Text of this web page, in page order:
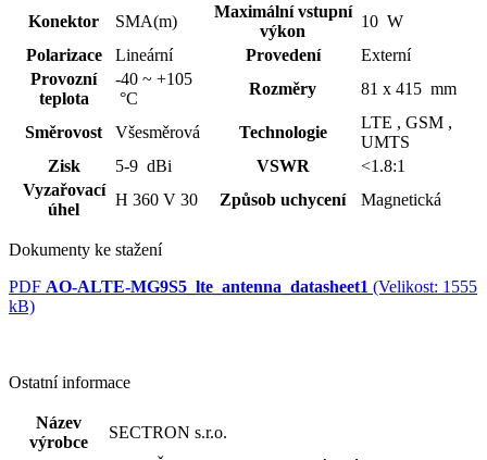
Konektor
SMA(m)
Maximální vstupní
výkon
10 W
Polarizace
Lineární Provedení
Externí
Provozní
teplota
-40 ~ +105
°C
Rozměry 81 x 415 mm
Směrovost Všesměrová Technologie
LTE , GSM ,
UMTS
Zisk
5-9 dBi VSWR
<1.8:1
Vyzařovací
úhel
H 360 V 30 Způsob uchycení Magnetická
Dokumenty ke stažení
PDF AO-ALTE-MG9S5_lte_antenna_datasheet1 (Velikost: 1555
kB)
Ostatní informace
Název
výrobce
SECTRON s.r.o.